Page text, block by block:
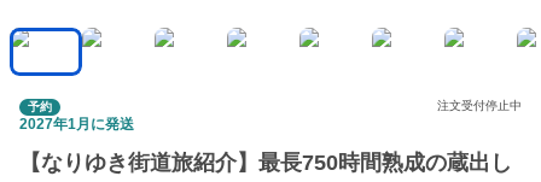
予約 注文受付停止中
2027年1月に発送
【なりゆき街道旅紹介】最長750時間熟成の蔵出し